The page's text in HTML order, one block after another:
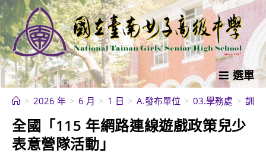
跳
轉
至
主
要
內
選單
> 2026 年 > 6 月 > 1 日 > A.發布單位 > 03.學務處 > 訓育
全國「115 年網路連線遊戲政策兒少
表意營隊活動」